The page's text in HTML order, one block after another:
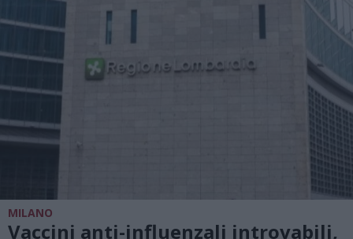
MILANO
Vaccini anti-influenzali introvabili,